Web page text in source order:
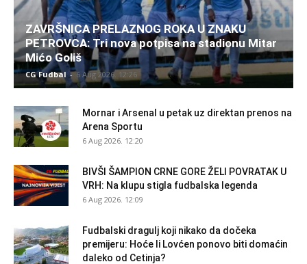
ZAVRŠNICA PRELAZNOG ROKA U ZNAKU
PETROVCA: Tri nova potpisa na stadionu Mitar
Mićo Goliš
CG Fudbal - 6 Aug 2026. 12:26
Mornar i Arsenal u petak uz direktan prenos na
Arena Sportu
6 Aug 2026. 12:20
BIVŠI ŠAMPION CRNE GORE ŽELI POVRATAK U
VRH: Na klupu stigla fudbalska legenda
6 Aug 2026. 12:09
Fudbalski dragulj koji nikako da dočeka
premijeru: Hoće li Lovćen ponovo biti domaćin
daleko od Cetinja?